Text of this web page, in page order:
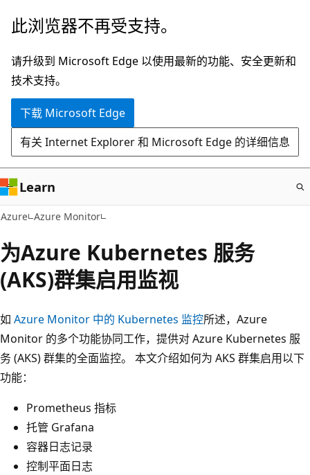
跳
主
要
内
此浏览器不再受支持。
请升级到 Microsoft Edge 以使用最新的功能、安全更新和
技术支持。
下载 Microsoft Edge
有关 Internet Explorer 和 Microsoft Edge 的详细信息
Learn
Azure Azure Monitor
为Azure Kubernetes 服务
(AKS)群集启用监视
如 Azure Monitor 中的 Kubernetes 监控所述，Azure
Monitor 的多个功能协同工作，提供对 Azure Kubernetes 服
务 (AKS) 群集的全面监控。 本文介绍如何为 AKS 群集启用以下
功能：
Prometheus 指标
托管 Grafana
容器日志记录
控制平面日志